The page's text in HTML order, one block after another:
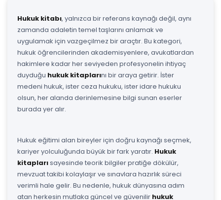
Hukuk kitabı, yalnızca bir referans kaynağı değil, aynı
zamanda adaletin temel taşlarını anlamak ve
uygulamak için vazgeçilmez bir araçtır. Bu kategori,
hukuk öğrencilerinden akademisyenlere, avukatlardan
hakimlere kadar her seviyeden profesyonelin ihtiyaç
duyduğu hukuk kitaplarını bir araya getirir. İster
medeni hukuk, ister ceza hukuku, ister idare hukuku
olsun, her alanda derinlemesine bilgi sunan eserler
burada yer alır.
Hukuk eğitimi alan bireyler için doğru kaynağı seçmek,
kariyer yolculuğunda büyük bir fark yaratır. Hukuk
kitaplarısayesinde teorik bilgiler pratiğe dökülür,
mevzuat takibi kolaylaşır ve sınavlara hazırlık süreci
verimli hale gelir. Bu nedenle, hukuk dünyasına adım
atan herkesin mutlaka güncel ve güvenilir hukuk